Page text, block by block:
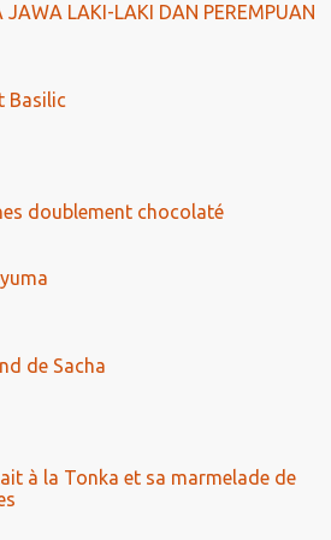
LAKI-LAKI DAN PEREMPUAN
Basilic
doublement chocolaté
de Sacha
à la Tonka et sa marmelade de